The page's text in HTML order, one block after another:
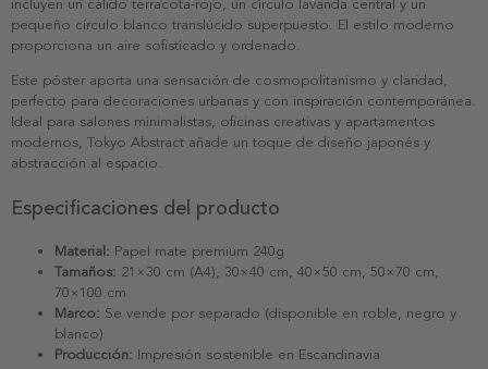
incluyen un cálido terracota-rojo, un círculo lavanda central y un
pequeño círculo blanco translúcido superpuesto. El estilo moderno
proporciona un aire sofisticado y ordenado.
Este póster aporta una sensación de cosmopolitanismo y claridad,
perfecto para decoraciones urbanas y con inspiración contemporánea.
Ideal para salones minimalistas, oficinas creativas y apartamentos
modernos, Tokyo Abstract añade un toque de diseño japonés y
abstracción al espacio.
Especificaciones del producto
Material: Papel mate premium 240g
Tamaños: 21×30 cm (A4), 30×40 cm, 40×50 cm, 50×70 cm,
70×100 cm
Marco: Se vende por separado (disponible en roble, negro y
blanco)
Producción: Impresión sostenible en Escandinavia